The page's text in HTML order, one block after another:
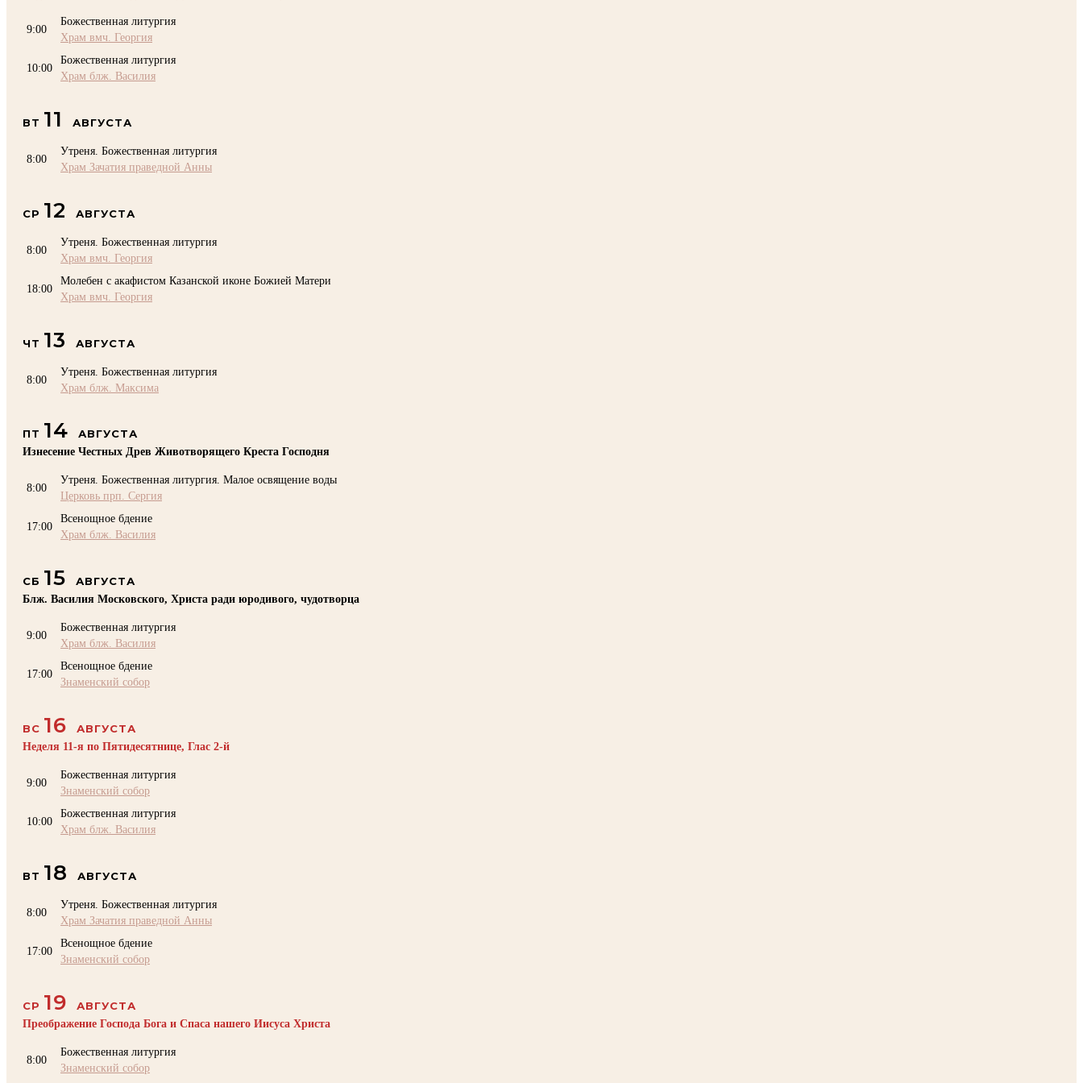
9:00
Божественная литургия
Храм вмч. Георгия
10:00
Божественная литургия
Храм блж. Василия
ВТ 11 АВГУСТА
8:00
Утреня. Божественная литургия
Храм Зачатия праведной Анны
СР 12 АВГУСТА
8:00
Утреня. Божественная литургия
Храм вмч. Георгия
18:00
Молебен с акафистом Казанской иконе Божией Матери
Храм вмч. Георгия
ЧТ 13 АВГУСТА
8:00
Утреня. Божественная литургия
Храм блж. Максима
ПТ 14
АВГУСТА
Изнесение Честных Древ Животворящего Креста Господня
8:00
Утреня. Божественная литургия. Малое освящение воды
Церковь прп. Сергия
17:00
Всенощное бдение
Храм блж. Василия
СБ 15
АВГУСТА
Блж. Василия Московского, Христа ради юродивого, чудотворца
9:00
Божественная литургия
Храм блж. Василия
17:00
Всенощное бдение
Знаменский собор
ВС 16
АВГУСТА
Неделя 11-я по Пятидесятнице, Глас 2-й
9:00
Божественная литургия
Знаменский собор
10:00
Божественная литургия
Храм блж. Василия
ВТ 18 АВГУСТА
8:00
Утреня. Божественная литургия
Храм Зачатия праведной Анны
17:00
Всенощное бдение
Знаменский собор
СР 19
АВГУСТА
Преображение Господа Бога и Спаса нашего Иисуса Христа
8:00
Божественная литургия
Знаменский собор